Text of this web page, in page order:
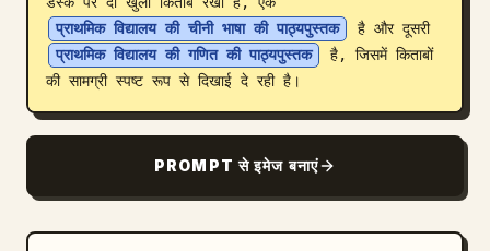
ब्लॉग
अपडेट
प्राथमिक विद्यालय की चीनी भाषा की पाठ्यपुस्तक
है और दूसरी
प्राथमिक विद्यालय की गणित की पाठ्यपुस्तक
है, जिसमें किताबों
की सामग्री स्पष्ट रूप से दिखाई दे रही है।
PROMPT से इमेज बनाएं